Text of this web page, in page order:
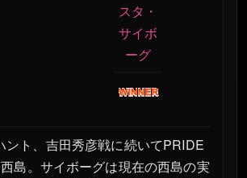
スタ・
サイボ
ーグ
ト、吉田秀彦戦に続いてPRIDE
島。サイボーグは現在の西島の実